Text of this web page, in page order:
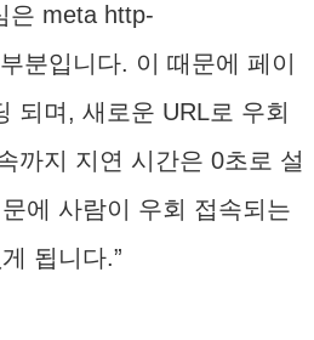
은 meta http-
분입니다. 이 때문에 페이
되며, 새로운 URL로 우회
까지 지연 시간은 0초로 설
에 사람이 우회 접속되는
됩니다.”